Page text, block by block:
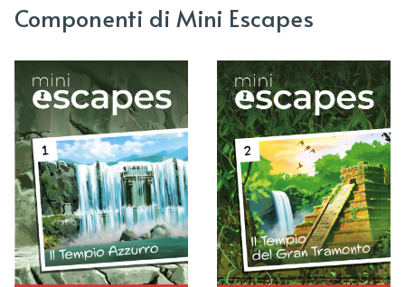
Componenti di Mini Escapes